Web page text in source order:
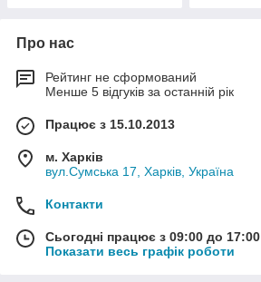
Про нас
Рейтинг не сформований
Менше 5 відгуків за останній рік
Працює з 15.10.2013
м. Харків
вул.Сумська 17, Харків, Україна
Контакти
Сьогодні працює з 09:00 до 17:00
Показати весь графік роботи